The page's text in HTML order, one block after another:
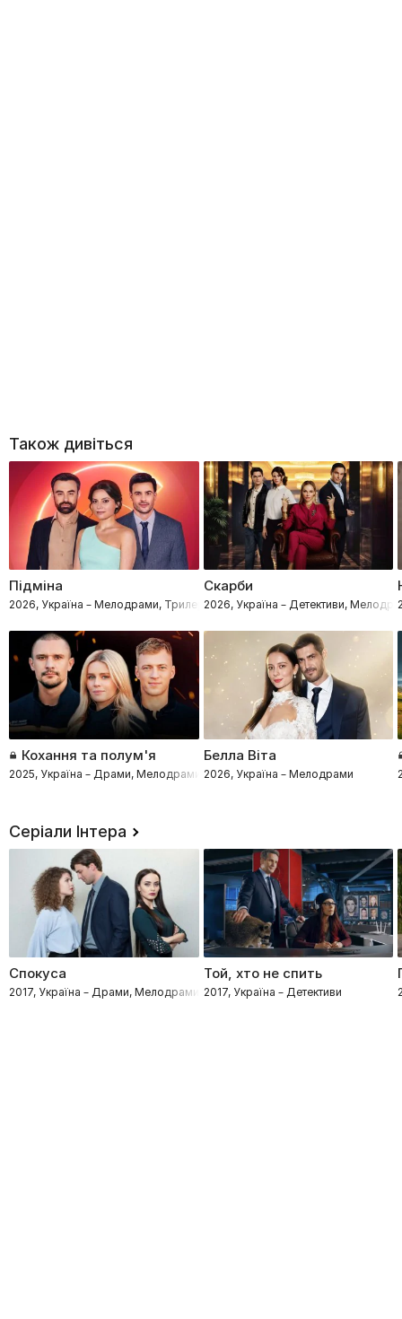
Також дивіться
Підміна
2026, Україна – Мелодрами, Трилери
Скарби
2026, Україна – Детективи,
Кохання та полум'я
2025, Україна – Драми, Мелодрами, Процедурали
Белла Віта
2026, Україна – Мелодрами
Серіали Інтера
Спокуса
2017, Україна – Драми, Мелодрами
Той, хто не спить
2017, Україна – Детективи